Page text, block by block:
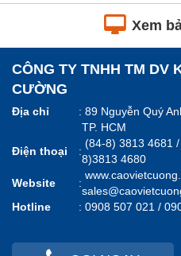
Xem
CÔNG TY TNHH TM DV
CƯỜNG
Địa chỉ : 89 Nguyễn Quý
TP. HCM
Điện thoại
:
(84-8) 3813
8)3813 4680
Website
:
Hotline
: 0908 507 021 /